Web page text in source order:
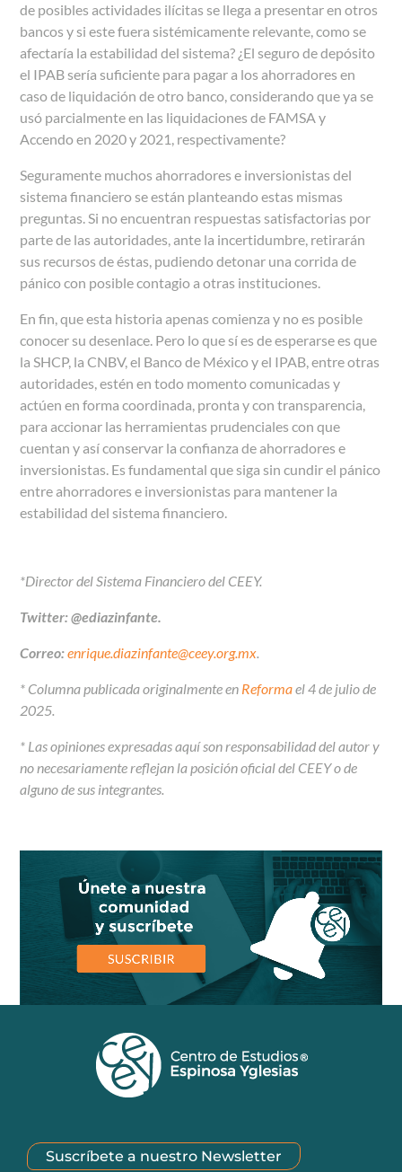
de posibles actividades ilícitas se llega a presentar en otros
bancos y si este fuera sistémicamente relevante, como se
afectaría la estabilidad del sistema? ¿El seguro de depósito
el IPAB sería suficiente para pagar a los ahorradores en
caso de liquidación de otro banco, considerando que ya se
usó parcialmente en las liquidaciones de FAMSA y
Accendo en 2020 y 2021, respectivamente?
Seguramente muchos ahorradores e inversionistas del
sistema financiero se están planteando estas mismas
preguntas. Si no encuentran respuestas satisfactorias por
parte de las autoridades, ante la incertidumbre, retirarán
sus recursos de éstas, pudiendo detonar una corrida de
pánico con posible contagio a otras instituciones.
En fin, que esta historia apenas comienza y no es posible
conocer su desenlace. Pero lo que sí es de esperarse es que
la SHCP, la CNBV, el Banco de México y el IPAB, entre otras
autoridades, estén en todo momento comunicadas y
actúen en forma coordinada, pronta y con transparencia,
para accionar las herramientas prudenciales con que
cuentan y así conservar la confianza de ahorradores e
inversionistas. Es fundamental que siga sin cundir el pánico
entre ahorradores e inversionistas para mantener la
estabilidad del sistema financiero.
*Director del Sistema Financiero del CEEY.
Twitter: @ediazinfante.
Correo:enrique.diazinfante@ceey.org.mx.
* Columna publicada originalmente en Reformael 4 de julio de
2025.
* Las opiniones expresadas aquí son responsabilidad del autor y
no necesariamente reflejan la posición oficial del CEEY o de
alguno de sus integrantes.
Suscríbete a nuestro Newsletter